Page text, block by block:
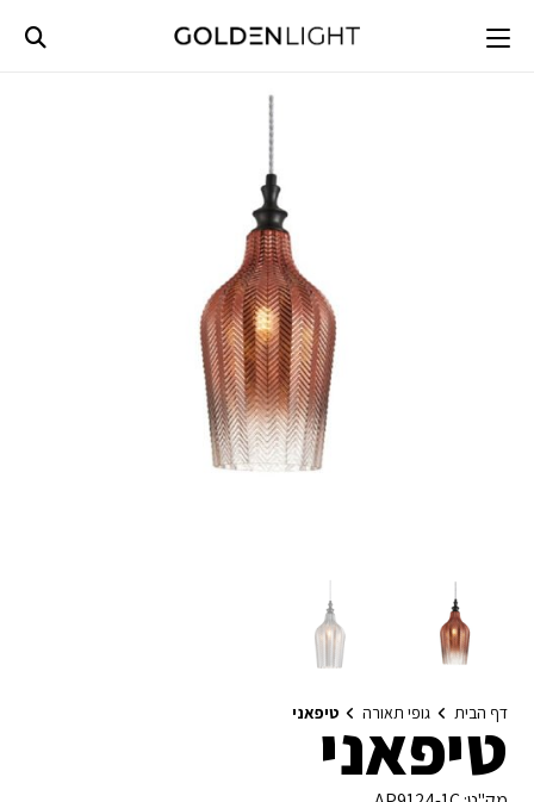
content
דף הבית גופי תאורה טיפאניטיפאני